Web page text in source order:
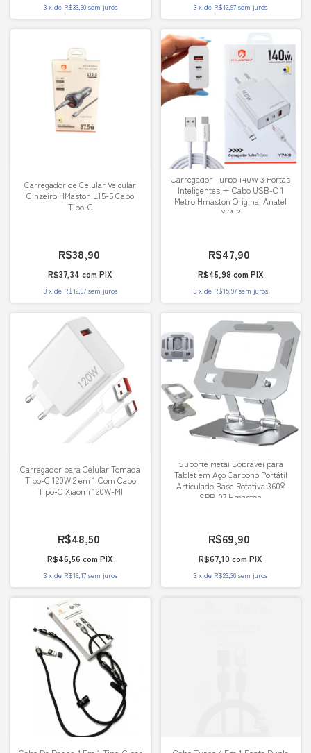
3 x de R$33,30 sem juros 3 xde R$12,97 sem juros
Carregador de Celular Veicular
Cinzeiro HMaston L15-5 Cabo
Tipo-C
R$38,90
R$37,34com PIX
3 x de R$12,97 sem juros
Carregador Turbo 140W 3 Portas
Inteligentes + Cabo USB-C 1
Metro Hmaston Original Anatel
Y74-3
R$47,90
R$45,98 com PIX
3 x de R$15,97 sem juros
Carregador para Celular Tomada
Tipo-C 120W 2 em 1 Com Cabo
Tipo-C Xiaomi 120W-MI
R$48,50
R$46,56com PIX
3 x de R$16,17 sem juros
Suporte Metal Dobrável para
Tablet em Aço Carbono Portátil
Articulado Base Rotativa 360º
SPR-07 Hmaston
R$69,90
R$67,10com PIX
3 xde R$23,30 sem juros